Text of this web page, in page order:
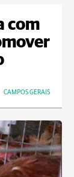
com
CAMPOS GERAIS